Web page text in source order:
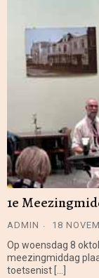
1e
ADMIN 18
Op woensdag 8
meezingmiddag
toetsenist […]